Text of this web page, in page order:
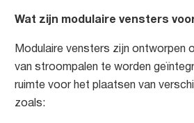
Wat zijn modulaire vensters
Modulaire vensters zijn ontworpen
van stroompalen te worden
ruimte voor het plaatsen van
zoals: